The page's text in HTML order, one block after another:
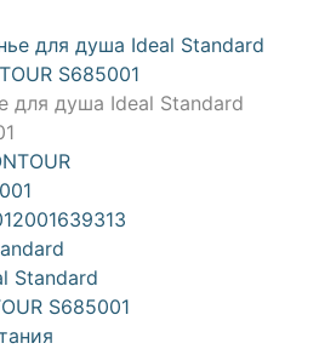
для душа Ideal Standard
Standard
S685001